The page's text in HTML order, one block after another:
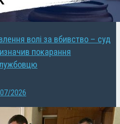
волі за вбивство – суд
покарання
2026